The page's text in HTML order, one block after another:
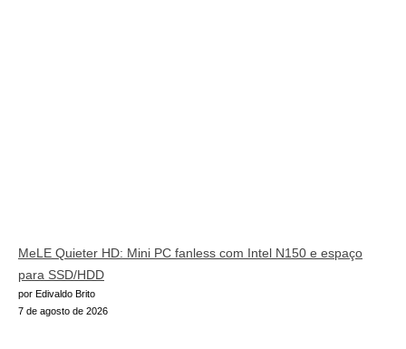
MeLE Quieter HD: Mini PC fanless com Intel N150 e espaço
para SSD/HDD
por Edivaldo Brito
7 de agosto de 2026